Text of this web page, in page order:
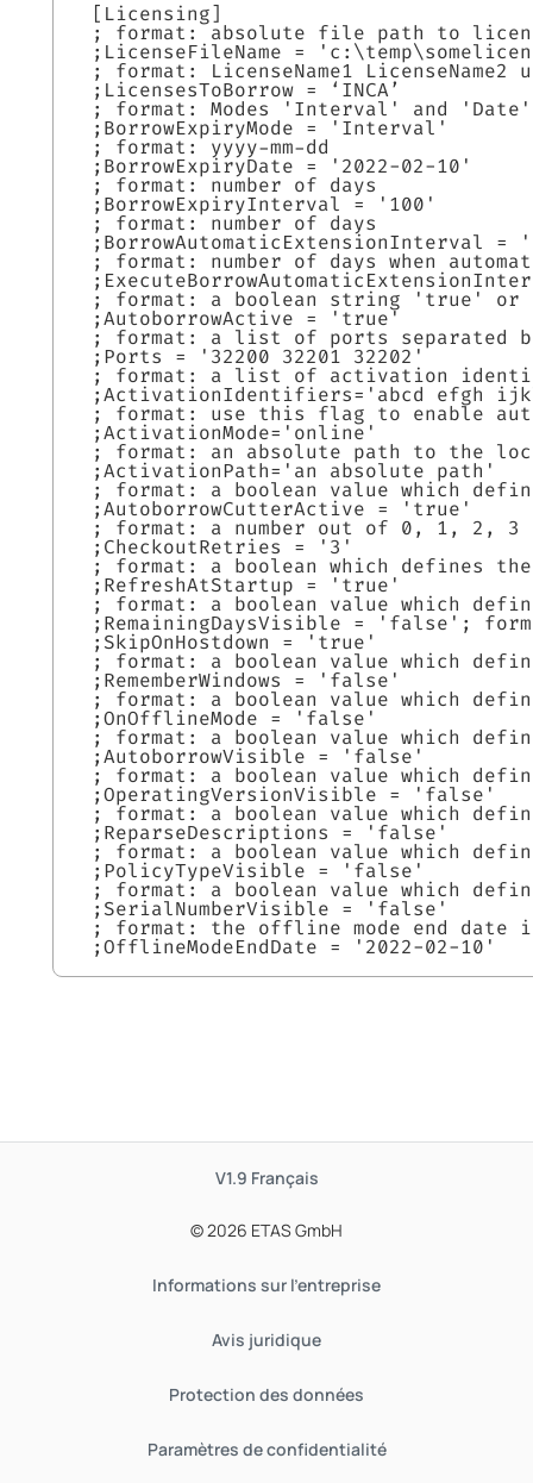
[Licensing]
; format: absolute file path to
;LicenseFileName =
; format: LicenseName1
;LicensesToBorrow = ‘INCA’
; format: Modes 'Interval' and
;BorrowExpiryMode = 'Interval'
; format: yyyy-mm-dd
;BorrowExpiryDate = '2022-02-10'
; format: number of days
;BorrowExpiryInterval = '100'
; format: number of days
;BorrowAutomaticExtensionInterval =
; format: number of days when
; format: a boolean string 'true' or
;AutoborrowActive = 'true'
; format: a list of ports separated
;Ports = '32200 32201 32202'
; format: a list of activation
;ActivationIdentifiers='abcd efgh
; format: use this flag to enable
;ActivationMode='online'
; format: an absolute path to the
;ActivationPath='an absolute path'
; format: a boolean value which
;AutoborrowCutterActive = 'true'
; format: a number out of 0, 1, 2, 3
;CheckoutRetries = '3'
; format: a boolean which defines
;RefreshAtStartup = 'true'
; format: a boolean value which
;RemainingDaysVisible = 'false';
;SkipOnHostdown = 'true'
; format: a boolean value which
;RememberWindows = 'false'
; format: a boolean value which
;OnOfflineMode = 'false'
; format: a boolean value which
;AutoborrowVisible = 'false'
; format: a boolean value which
;OperatingVersionVisible = 'false'
; format: a boolean value which
;ReparseDescriptions = 'false'
; format: a boolean value which
;PolicyTypeVisible = 'false'
; format: a boolean value which
;SerialNumberVisible = 'false'
; format: the offline mode end date in
;OfflineModeEndDate = '2022-02-10'
V1.9 Français
© 2026 ETAS GmbH
Informations sur l'entreprise
Avis juridique
Protection des données
Paramètres de confidentialité